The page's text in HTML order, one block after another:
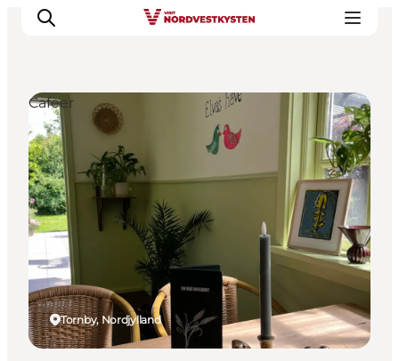
Feriesteder
Inspiration
Handicapvenlig ferie
Events
Overnatning
Planlæg din ferie
Tornby, Nordjylland
Cafeer